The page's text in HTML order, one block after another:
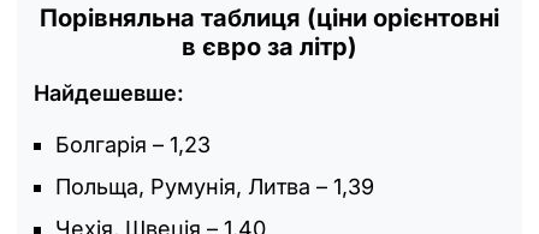
Порівняльна таблиця (ціни орієнтовні
в євро за літр)
Найдешевше:
Болгарія – 1,23
Польща, Румунія, Литва – 1,39
Чехія, Швеція – 1,40